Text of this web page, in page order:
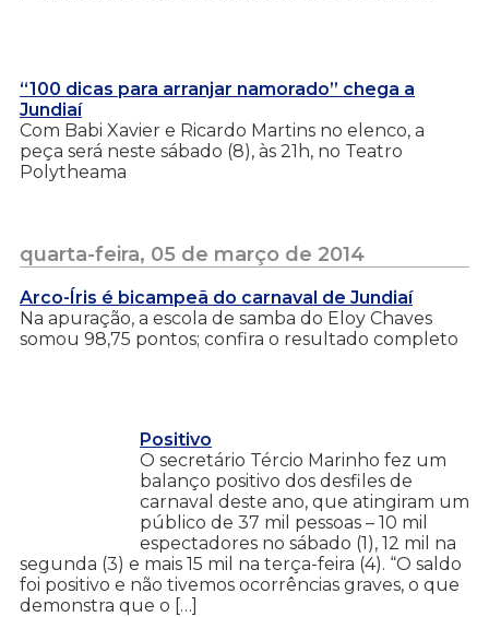
“100 dicas para arranjar namorado” chega a
Jundiaí
Com Babi Xavier e Ricardo Martins no elenco, a
peça será neste sábado (8), às 21h, no Teatro
Polytheama
quarta-feira, 05 de março de 2014
Arco-Íris é bicampeã do carnaval de Jundiaí
Na apuração, a escola de samba do Eloy Chaves
somou 98,75 pontos; confira o resultado completo
Positivo
O secretário Tércio Marinho fez um
balanço positivo dos desfiles de
carnaval deste ano, que atingiram um
público de 37 mil pessoas – 10 mil
espectadores no sábado (1), 12 mil na
segunda (3) e mais 15 mil na terça-feira (4). “O saldo
foi positivo e não tivemos ocorrências graves, o que
demonstra que o […]